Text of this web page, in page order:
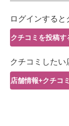
ITエンジニア向
企業向けIT製
IT製品の技術・
製造業のIT導
エレクトロニ
ログインする
クチコミを投稿す
クチコミした
店舗情報+クチコ